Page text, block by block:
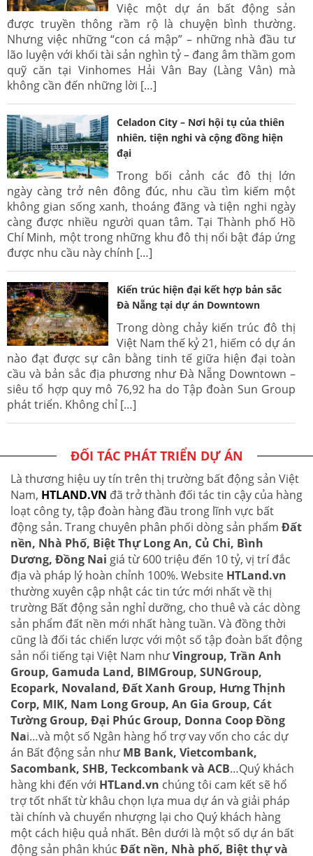
Việc một dự án bất động sản
được truyền thông rầm rộ là chuyện bình thường.
Nhưng việc những “con cá mập” – những nhà đầu tư
lão luyện với khối tài sản nghìn tỷ – đang âm thầm gom
quỹ căn tại Vinhomes Hải Vân Bay (Làng Vân) mà
không cần đến những lời […]
Celadon City – Nơi hội tụ của thiên
nhiên, tiện nghi và cộng đồng hiện
đại
Trong bối cảnh các đô thị lớn
ngày càng trở nên đông đúc, nhu cầu tìm kiếm một
không gian sống xanh, thoáng đãng và tiện nghi ngày
càng được nhiều người quan tâm. Tại Thành phố Hồ
Chí Minh, một trong những khu đô thị nổi bật đáp ứng
được nhu cầu này chính […]
Kiến trúc hiện đại kết hợp bản sắc
Đà Nẵng tại dự án Downtown
Trong dòng chảy kiến trúc đô thị
Việt Nam thế kỷ 21, hiếm có dự án
nào đạt được sự cân bằng tinh tế giữa hiện đại toàn
cầu và bản sắc địa phương như Đà Nẵng Downtown –
siêu tổ hợp quy mô 76,92 ha do Tập đoàn Sun Group
phát triển. Không chỉ […]
ĐỐI TÁC PHÁT TRIỂN DỰ ÁN
Là thương hiệu uy tín trên thị trường bất động sản Việt
Nam, HTLAND.VN đã trở thành đối tác tin cậy của hàng
loạt công ty, tập đoàn hàng đầu trong lĩnh vực bất
động sản. Trang chuyên phân phối dòng sản phẩm Đất
nền, Nhà Phố, Biệt Thự Long An, Củ Chi, Bình
Dương, Đồng Nai giá từ 600 triệu đến 10 tỷ, vị trí đắc
địa và pháp lý hoàn chỉnh 100%. Website HTLand.vn
thường xuyên cập nhật các tin tức mới nhất về thị
trường Bất động sản nghỉ dưỡng, cho thuê và các dòng
sản phẩm đất nền mới nhất hàng tuần. Và đồng thời
cũng là đối tác chiến lược với một số tập đoàn bất động
sản nổi tiếng tại Việt Nam nhưVingroup, Trần Anh
Group, Gamuda Land, BIMGroup, SUNGroup,
Ecopark, Novaland, Đất Xanh Group, Hưng Thịnh
Corp, MIK, Nam Long Group, An Gia Group, Cát
Tường Group, Đại Phúc Group, Donna Coop Đồng
Nai…và một số Ngân hàng hổ trợ vay vốn cho các dự
án Bất động sản như MB Bank, Vietcombank,
Sacombank, SHB, Teckcombank và ACB…Quý khách
hàng khi đến với HTLand.vn chúng tôi cam kết sẽ hổ
trợ tốt nhất từ khâu chọn lựa mua dự án và giải pháp
tài chính và chuyển nhượng lại cho Quý khách hàng
một cách hiệu quả nhất. Bên dưới là một số dự án bất
động sản phân khúc Đất nền, Nhà phố, Biệt thự và